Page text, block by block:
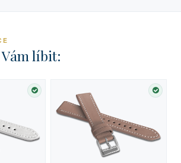
líbit:
SKLADEM